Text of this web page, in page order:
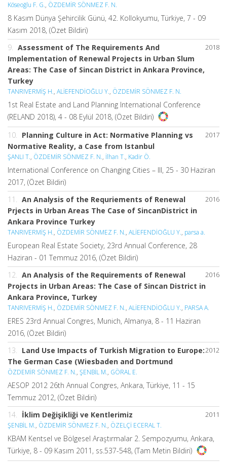
Köseoğlu F. G., ÖZDEMİR SÖNMEZ F. N.
8 Kasım Dünya Şehircilik Günü, 42. Kollokyumu, Türkiye, 7 - 09
Kasım 2018, (Özet Bildiri)
2018
9. Assessment of The Requirements And
Implementation of Renewal Projects in Urban Slum
Areas: The Case of Sincan District in Ankara Province,
Turkey
TANRIVERMİŞ H., ALİEFENDİOĞLU Y., ÖZDEMİR SÖNMEZ F. N.
1st Real Estate and Land Planning International Conference
(RELAND 2018), 4 - 08 Eylül 2018, (Özet Bildiri)
2017
10. Planning Culture in Act: Normative Planning vs
Normative Reality, a Case from Istanbul
ŞANLI T., ÖZDEMİR SÖNMEZ F. N., İlhan T., Kadir Ö.
International Conference on Changing Cities – III, 25 - 30 Haziran
2017, (Özet Bildiri)
2016
11. An Analysis of the Requriements of Renewal
Prjects in Urban Areas The Case of SincanDistrict in
Ankara Province Turkey
TANRIVERMİŞ H., ÖZDEMİR SÖNMEZ F. N., ALİEFENDİOĞLU Y., parsa a.
European Real Estate Society, 23rd Annual Conference, 28
Haziran - 01 Temmuz 2016, (Özet Bildiri)
2016
12. An Analysis of the Requirements of Renewal
Projects in Urban Areas: The Case of Sincan District in
Ankara Province, Turkey
TANRIVERMİŞ H., ÖZDEMİR SÖNMEZ F. N., ALİEFENDİOĞLU Y., PARSA A.
ERES 23rd Annual Congres, Munich, Almanya, 8 - 11 Haziran
2016, (Özet Bildiri)
2012
13. Land Use Impacts of Turkish Migration to Europe:
The German Case (Wiesbaden and Dortmund
ÖZDEMİR SÖNMEZ F. N., ŞENBİL M., GÖRAL E.
AESOP 2012 26th Annual Congres, Ankara, Türkiye, 11 - 15
Temmuz 2012, (Özet Bildiri)
2011
14. İklim Değişikliği ve Kentlerimiz
ŞENBİL M., ÖZDEMİR SÖNMEZ F. N., ÖZELÇİ ECERAL T.
KBAM Kentsel ve Bölgesel Araştırmalar 2. Sempozyumu, Ankara,
Türkiye, 8 - 09 Kasım 2011, ss.537-548, (Tam Metin Bildiri)